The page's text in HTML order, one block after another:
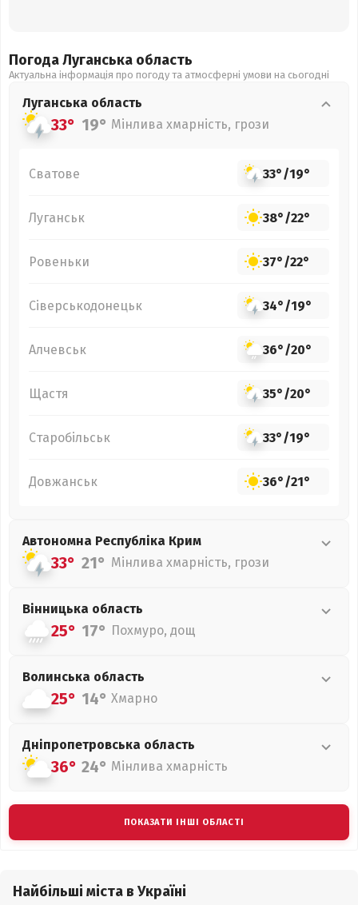
Погода Луганська область
Актуальна інформація про погоду та атмосферні умови на сьогодні
Луганська область
33° 19° Мінлива хмарність, грози
Сватове 33°/19°
Луганськ 38°/22°
Ровеньки 37°/22°
Сіверськодонецьк 34°/19°
Алчевськ 36°/20°
Щастя 35°/20°
Старобільськ 33°/19°
Довжанськ 36°/21°
Автономна Республіка Крим
33° 21° Мінлива хмарність, грози
Вінницька область
25° 17° Похмуро, дощ
Волинська область
25° 14° Хмарно
Дніпропетровська область
36° 24° Мінлива хмарність
ПОКАЗАТИ ІНШІ ОБЛАСТІ
Найбільші міста в Україні